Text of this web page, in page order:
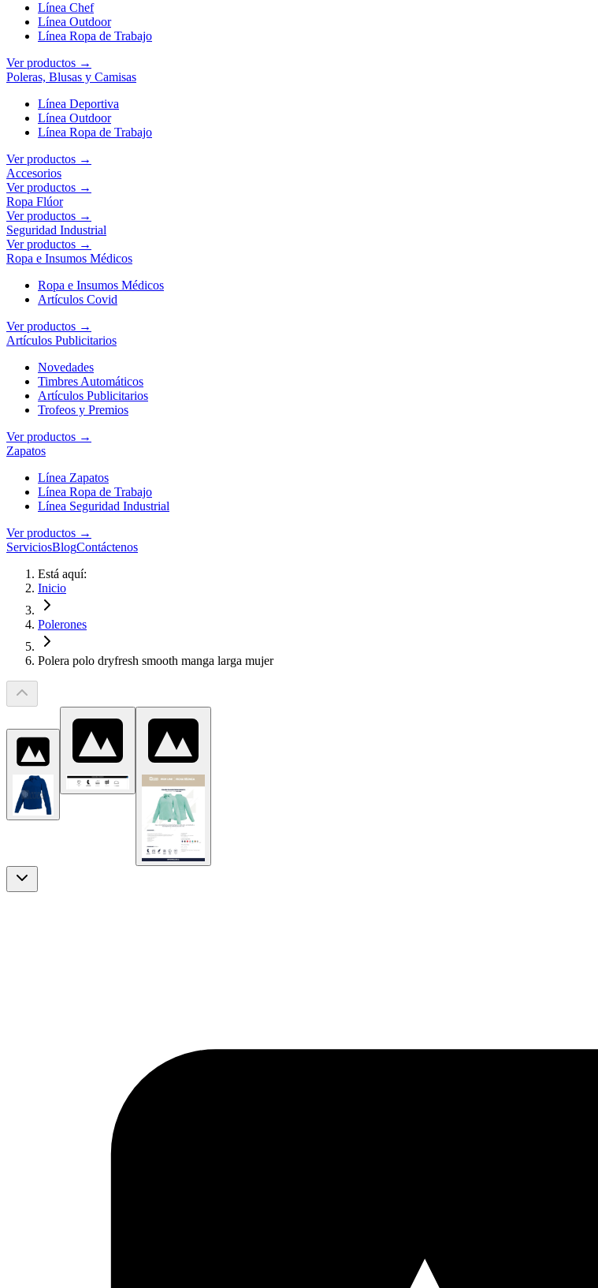
Línea Chef
Línea Outdoor
Línea Ropa de Trabajo
Ver productos →
Poleras, Blusas y Camisas
Línea Deportiva
Línea Outdoor
Línea Ropa de Trabajo
Ver productos →
Accesorios
Ver productos →
Ropa Flúor
Ver productos →
Seguridad Industrial
Ver productos →
Ropa e Insumos Médicos
Ropa e Insumos Médicos
Artículos Covid
Ver productos →
Artículos Publicitarios
Novedades
Timbres Automáticos
Artículos Publicitarios
Trofeos y Premios
Ver productos →
Zapatos
Línea Zapatos
Línea Ropa de Trabajo
Línea Seguridad Industrial
Ver productos →
ServiciosBlogContáctenos
Está aquí:
Inicio
Polerones
Polera polo dryfresh smooth manga larga mujer